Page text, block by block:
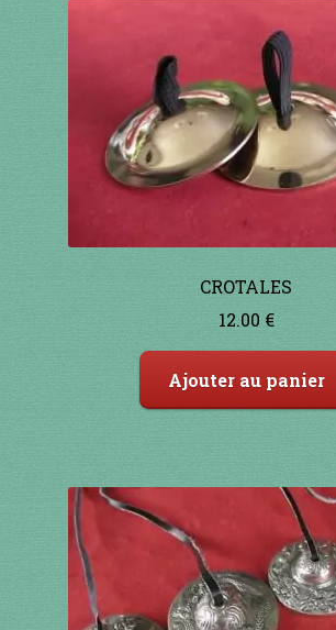
CROTALES
12.00 €
Ajouter au panier